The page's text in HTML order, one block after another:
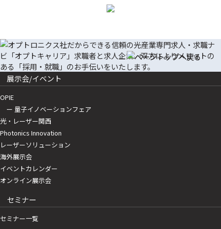
展示会/イベント
OPIE
ー 量子イノベーションフェア
光・レーザー関西
Photonics Innovation
レーザーソリューション
海外展示会
イベントカレンダー
オンライン展示会
セミナー
セミナー一覧